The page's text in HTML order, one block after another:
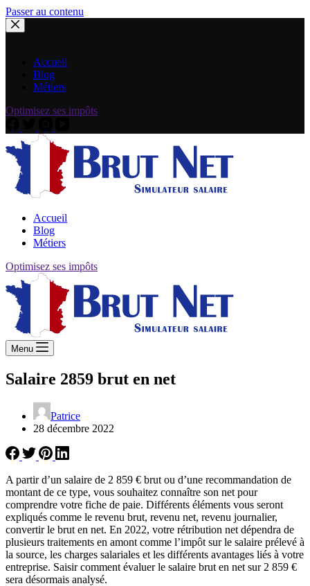
Passer au contenu
Accueil
Blog
Métiers
Optimisez ses impôts
Accueil
Blog
Métiers
Optimisez ses impôts
Menu
Salaire 2859 brut en net
Patrice
28 décembre 2022
A partir d’un salaire de 2 859 € brut ou d’une recommandation de
montant de ce type, vous souhaitez connaître son net pour
comprendre votre fiche de paie. Différents éléments vous seront
expliqués comme le revenu brut, revenu net, revenu journalier,
convertir le brut en net. En 2022, votre rétribution net dépendra de
plusieurs traitements en amont comme l’impôt sur le salaire prélevé à
la source, les charges salariales et les différents avantages liés à votre
entreprise. Saisir comment évaluer le salaire brut en net sur 2 859 €
sera désormais analysé.